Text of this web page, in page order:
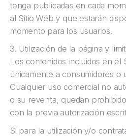
tenga publicadas en cada
al Sitio Web y que estarán
momento para los usuarios.
3. Utilización de la página y
Los contenidos incluidos en el
únicamente a consumidores o
Cualquier uso comercial no
o su reventa, quedan
con la previa autorización
Si para la utilización y/o